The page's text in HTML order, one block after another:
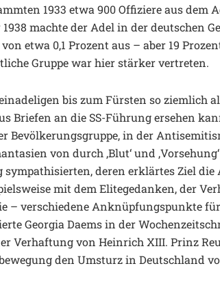
1933 etwa 900 Offiziere aus dem
machte der Adel in der deutschen
etwa 0,1 Prozent aus – aber 19
Gruppe war hier stärker vertreten.
bis zum Fürsten so ziemlich
Briefen an die SS-Führung ersehen
Bevölkerungsgruppe, in der
von durch ‚Blut‘ und
deren erklärtes Ziel
mit dem Elitegedanken, der
– verschiedene Anknüpfungspunkte
Georgia Daems in der
Verhaftung von Heinrich XIII. Prinz
den Umsturz in Deutschland